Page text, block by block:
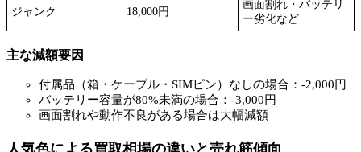
ジャンク 18,000円
画面割れ・バッテリ
ー劣化など
主な減額要因
付属品（箱・ケーブル・SIMピン）なしの場合：-2,000円
バッテリー容量が80%未満の場合：-3,000円
画面割れや動作不良がある場合は大幅減額